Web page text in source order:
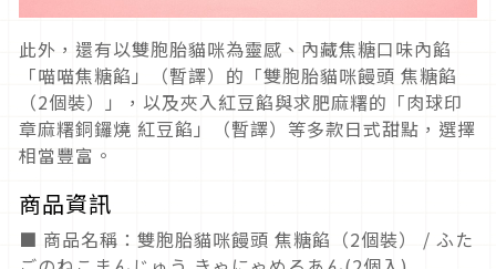
此外，還有以雙胞胎貓咪為靈感、內藏焦糖口味內餡
「喵喵焦糖餡」（暫譯）的「雙胞胎貓咪饅頭 焦糖餡
（2個裝）」，以及夾入紅豆餡與求肥麻糬的「肉球印
章麻糬銅鑼燒 紅豆餡」（暫譯）等多款日式甜點，選擇
相當豐富。
商品資訊
■ 商品名稱：雙胞胎貓咪饅頭 焦糖餡（2個裝） / ふた